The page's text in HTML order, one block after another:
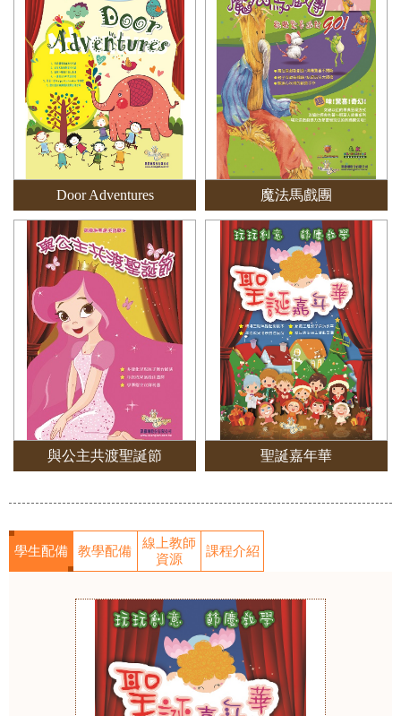
Door Adventures 魔法馬戲團
與公主共渡聖誕節 聖誕嘉年華
學生配備 教學配備
線上教師
資源
課程介紹